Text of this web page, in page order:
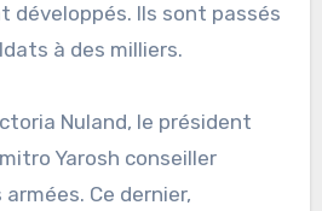
développés. Ils sont passés
à des milliers.
Nuland, le président
Yarosh conseiller
Ce dernier,